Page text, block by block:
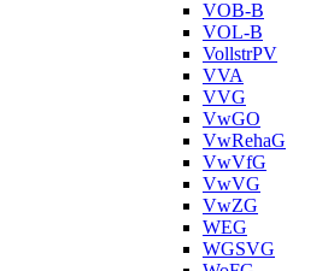
VOB-B
VOL-B
VollstrPV
VVA
VVG
VwGO
VwRehaG
VwVfG
VwVG
VwZG
WEG
WGSVG